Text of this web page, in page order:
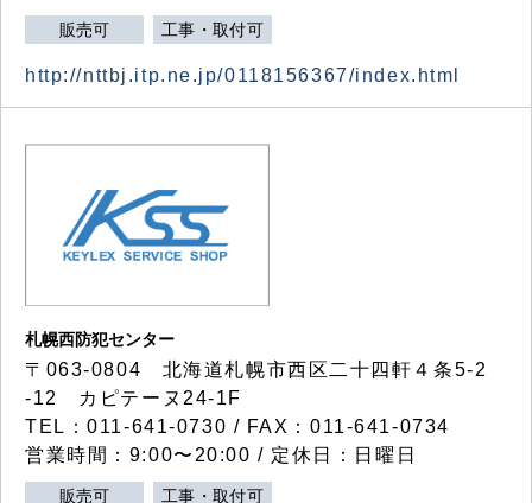
販売可 工事・取付可
http://nttbj.itp.ne.jp/0118156367/index.html
札幌西防犯センター
〒063-0804 北海道札幌市西区二十四軒４条5-2
-12 カピテーヌ24-1F
TEL：011-641-0730 / FAX：011-641-0734
営業時間：9:00〜20:00 / 定休日：日曜日
販売可 工事・取付可